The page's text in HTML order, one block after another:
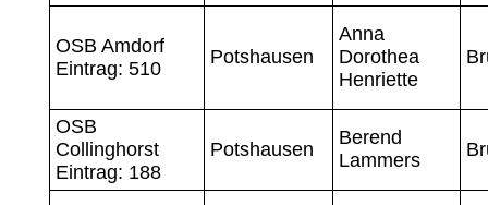
OSB Amdorf
Eintrag: 510
Potshausen
Anna
Dorothea
Henriette
OSB
Collinghorst
Eintrag: 188
Potshausen
Berend
Lammers